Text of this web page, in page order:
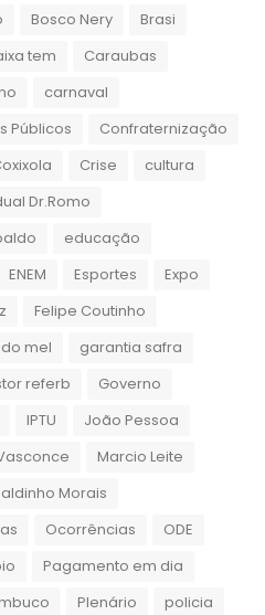
Bosco Nery
Brasi
tem
Caraubas
carnaval
Públicos
Confraternização
Crise
cultura
Dr.Romo
educação
ENEM Esportes
Expo
Felipe Coutinho
mel
garantia safra
referb
Governo
IPTU
João Pessoa
Marcio Leite
Morais
Ocorrências
ODE
Pagamento em dia
Plenário
policia